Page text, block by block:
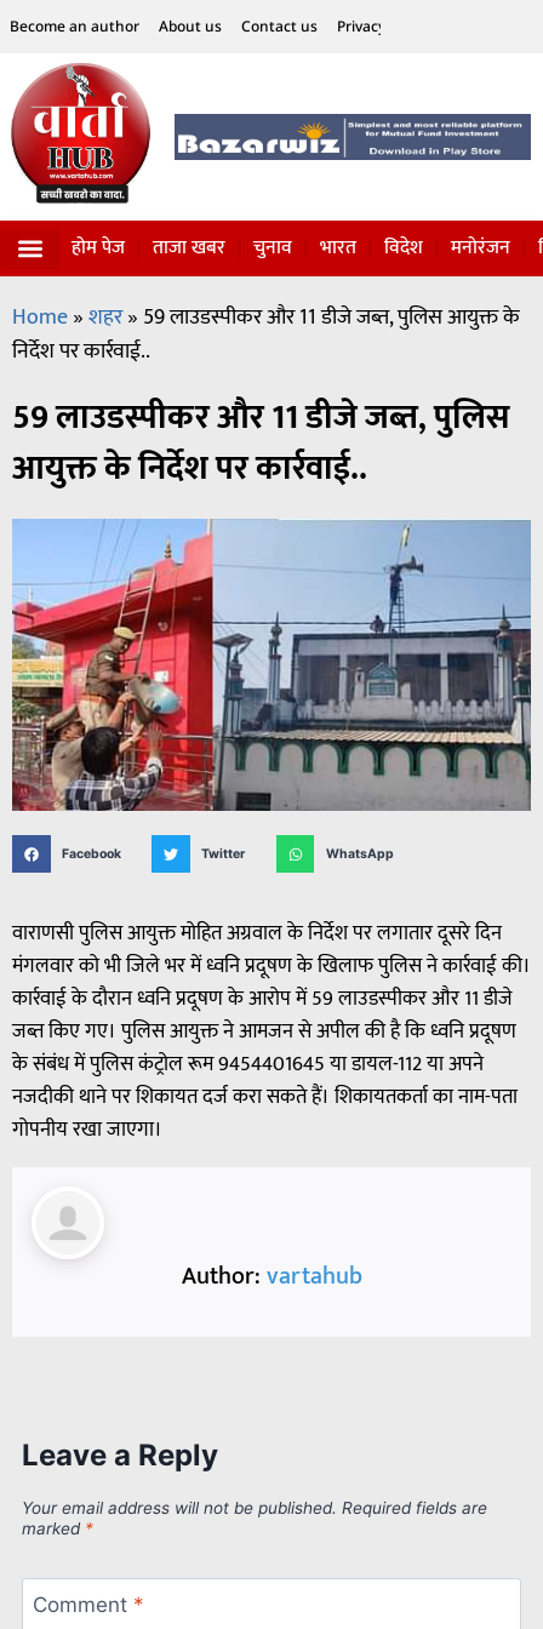
Become an author About us Contact us Privacy Policy
होम पेज ताजा खबर चुनाव भारत विदेश मनोरंजन
Home»शहर» 59 लाउडस्पीकर और 11 डीजे जब्त, पुलिस आयुक्त के
निर्देश पर कार्रवाई..
59 लाउडस्पीकर और 11 डीजे जब्त, पुलिस
आयुक्त के निर्देश पर कार्रवाई..
Facebook Twitter WhatsApp
वाराणसी पुलिस आयुक्त मोहित अग्रवाल के निर्देश पर लगातार दूसरे दिन
मंगलवार को भी जिले भर में ध्वनि प्रदूषण के खिलाफ पुलिस ने कार्रवाई की।
कार्रवाई के दौरान ध्वनि प्रदूषण के आरोप में 59 लाउडस्पीकर और 11 डीजे
जब्त किए गए। पुलिस आयुक्त ने आमजन से अपील की है कि ध्वनि प्रदूषण
के संबंध में पुलिस कंट्रोल रूम 9454401645 या डायल-112 या अपने
नजदीकी थाने पर शिकायत दर्ज करा सकते हैं। शिकायतकर्ता का नाम-पता
गोपनीय रखा जाएगा।
Author:vartahub
Leave a Reply
Your email address will not be published. Required fields are
marked *
Comment *